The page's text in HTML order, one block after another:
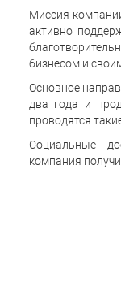
Миссия
активно
бизнесом и
Основное
два года и
проводятся
Социальные
компания